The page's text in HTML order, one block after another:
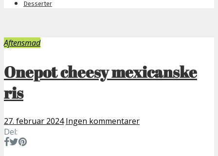
Desserter
Aftensmad
Onepot cheesy mexicanske
ris
27. februar 2024 Ingen kommentarer
Del: